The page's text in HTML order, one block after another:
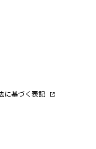
に基づく表記